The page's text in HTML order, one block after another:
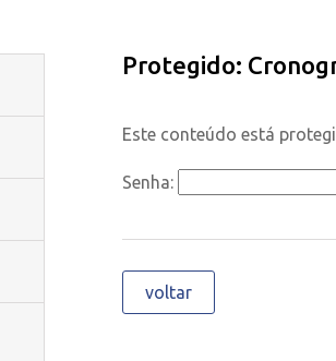
Protegido:
Este conteúdo está
Senha:
voltar